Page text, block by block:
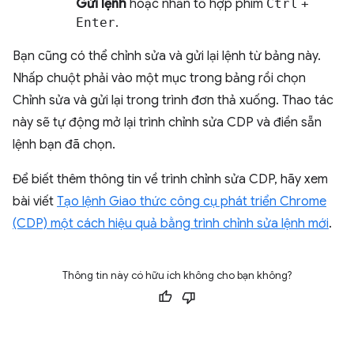
Gửi lệnh hoặc nhấn tổ hợp phím Ctrl +
Enter.
Bạn cũng có thể chỉnh sửa và gửi lại lệnh từ bảng này.
Nhấp chuột phải vào một mục trong bảng rồi chọn
Chỉnh sửa và gửi lại trong trình đơn thả xuống. Thao tác
này sẽ tự động mở lại trình chỉnh sửa CDP và điền sẵn
lệnh bạn đã chọn.
Để biết thêm thông tin về trình chỉnh sửa CDP, hãy xem
bài viết Tạo lệnh Giao thức công cụ phát triển Chrome
(CDP) một cách hiệu quả bằng trình chỉnh sửa lệnh mới.
Thông tin này có hữu ích không cho bạn không?